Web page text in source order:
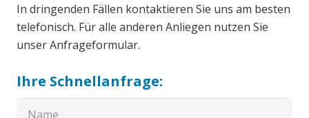
In dringenden Fällen kontaktieren Sie uns am besten
telefonisch. Für alle anderen Anliegen nutzen Sie
unser Anfrageformular.
Ihre Schnellanfrage: